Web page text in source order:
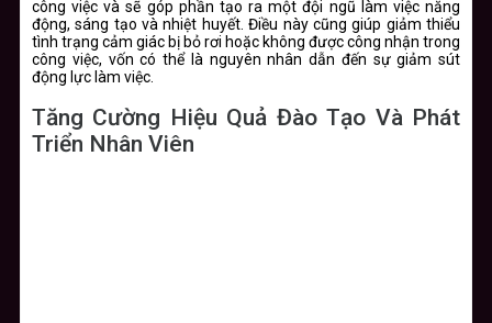
công việc và sẽ góp phần tạo ra một đội ngũ làm việc năng
động, sáng tạo và nhiệt huyết. Điều này cũng giúp giảm thiểu
tình trạng cảm giác bị bỏ rơi hoặc không được công nhận trong
công việc, vốn có thể là nguyên nhân dẫn đến sự giảm sút
động lực làm việc.
Tăng Cường Hiệu Quả Đào Tạo Và Phát
Triển Nhân Viên